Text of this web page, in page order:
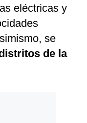
eléctricas y
se
de la